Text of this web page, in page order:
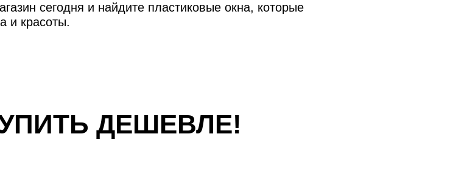
сегодня и найдите пластиковые окна, которые
и красоты.
ДЕШЕВЛЕ!